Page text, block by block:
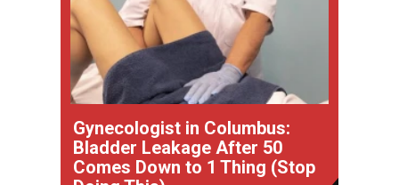
Gynecologist in Columbus:
Bladder Leakage After 50
Comes Down to 1 Thing (Stop